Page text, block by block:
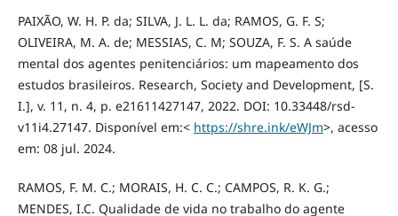
PAIXÃO, W. H. P. da; SILVA, J. L. L. da; RAMOS, G. F. S;
OLIVEIRA, M. A. de; MESSIAS, C. M; SOUZA, F. S. A saúde
mental dos agentes penitenciários: um mapeamento dos
estudos brasileiros. Research, Society and Development, [S.
I.], v. 11, n. 4, p. e21611427147, 2022. DOI: 10.33448/rsd-
v11i4.27147. Disponível em:< https://shre.ink/eWJm>, acesso
em: 08 jul. 2024.
RAMOS, F. M. C.; MORAIS, H. C. C.; CAMPOS, R. K. G.;
MENDES, I.C. Qualidade de vida no trabalho do agente